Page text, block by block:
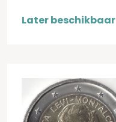
Later beschikbaar